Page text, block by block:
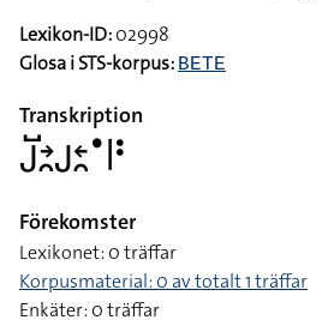
Lexikon-ID:02998
Glosa i STS-korpus: BETE
Transkription
􌤢􌤹􌥔􌥘􌤢􌥓􌥘􌤟􌥼􌥻
Förekomster
Lexikonet: 0 träffar
Korpusmaterial: 0 av totalt 1 träffar
Enkäter: 0 träffar